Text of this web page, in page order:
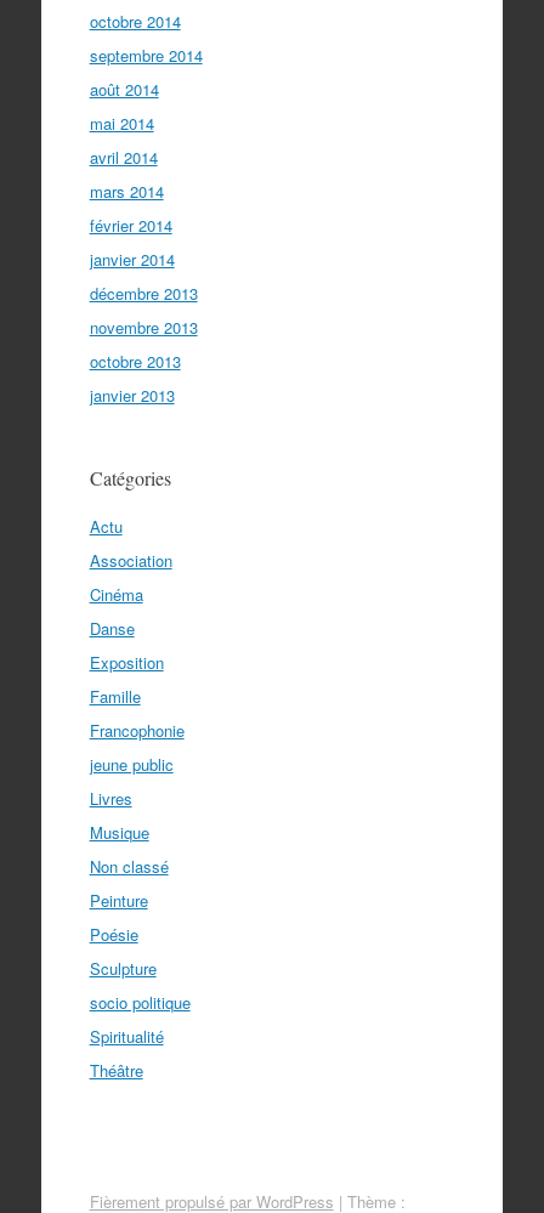
octobre 2014
septembre 2014
août 2014
mai 2014
avril 2014
mars 2014
février 2014
janvier 2014
décembre 2013
novembre 2013
octobre 2013
janvier 2013
Catégories
Actu
Association
Cinéma
Danse
Exposition
Famille
Francophonie
jeune public
Livres
Musique
Non classé
Peinture
Poésie
Sculpture
socio politique
Spiritualité
Théâtre
Fièrement propulsé par WordPress | Thème :